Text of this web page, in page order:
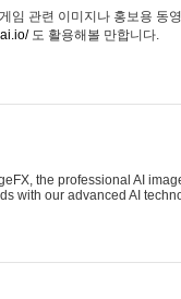
임 관련 이미지나 홍보용 동
도 활용해볼 만합니다.
the professional AI
with our advanced AI